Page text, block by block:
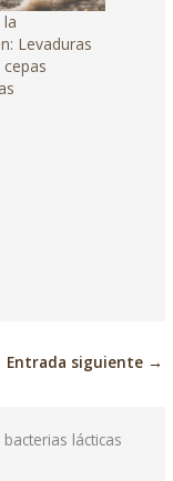
la
Levaduras
Entrada siguiente →
lácticas